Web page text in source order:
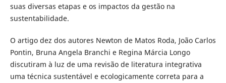
suas diversas etapas e os impactos da gestão na
sustentabilidade.
O artigo dez dos autores Newton de Matos Roda, João Carlos
Pontin, Bruna Angela Branchi e Regina Márcia Longo
discutiram à luz de uma revisão de literatura integrativa
uma técnica sustentável e ecologicamente correta para a